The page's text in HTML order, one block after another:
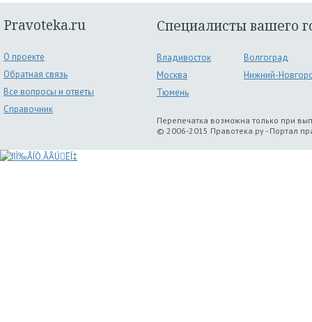
Pravoteka.ru
О проекте
Обратная связь
Все вопросы и ответы
Справочник
Специалисты вашего
Владивосток
Волгоград
Москва
Нижний-
Тюмень
Перепечатка возможна только при
© 2006-2015 Правотека.ру - Портал